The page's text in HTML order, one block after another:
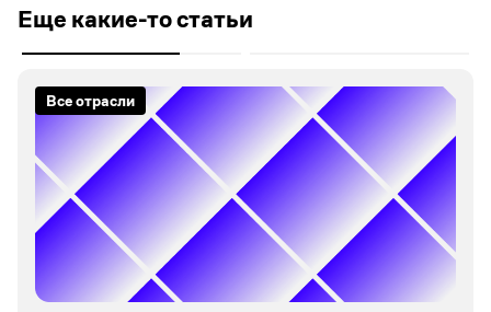
Еще какие-то статьи
Все отрасли